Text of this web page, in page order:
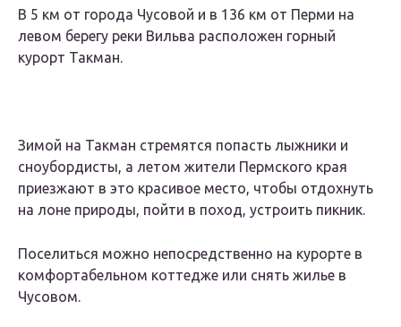
В 5 км от города Чусовой и в 136 км от Перми на
левом берегу реки Вильва расположен горный
курорт Такман.
Зимой на Такман стремятся попасть лыжники и
сноубордисты, а летом жители Пермского края
приезжают в это красивое место, чтобы отдохнуть
на лоне природы, пойти в поход, устроить пикник.
Поселиться можно непосредственно на курорте в
комфортабельном коттедже или снять жилье в
Чусовом.